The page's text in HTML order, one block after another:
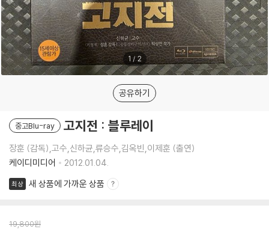
1 / 2
공유하기
중고Blu-ray 고지전 : 블루레이
장훈 (감독),고수,신하균,류승수,김옥빈,이제훈 (출연)
케이디미디어
2012.01.04.
최상 새 상품에 가까운 상품
19,800원